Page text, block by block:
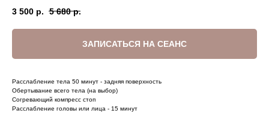
3 500 р. 5 680 р.
ЗАПИСАТЬСЯ НА СЕАНС
Расслабление тела 50 минут - задняя поверхность
Обертывание всего тела (на выбор)
Согревающий компресс стоп
Расслабление головы или лица - 15 минут